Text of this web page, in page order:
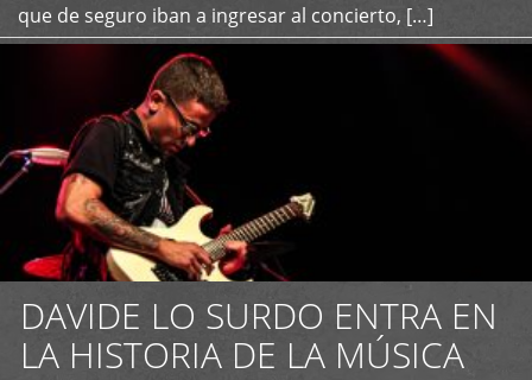
que de seguro iban a ingresar al concierto, […]
DAVIDE LO SURDO ENTRA EN
LA HISTORIA DE LA MÚSICA